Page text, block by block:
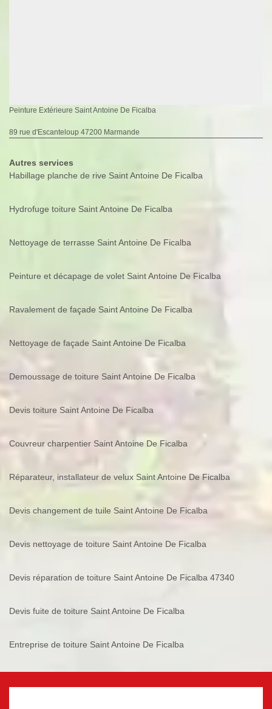
Peinture Extérieure Saint Antoine De Ficalba
89 rue d'Escanteloup 47200 Marmande
Autres services
Habillage planche de rive Saint Antoine De Ficalba
Hydrofuge toiture Saint Antoine De Ficalba
Nettoyage de terrasse Saint Antoine De Ficalba
Peinture et décapage de volet Saint Antoine De Ficalba
Ravalement de façade Saint Antoine De Ficalba
Nettoyage de façade Saint Antoine De Ficalba
Demoussage de toiture Saint Antoine De Ficalba
Devis toiture Saint Antoine De Ficalba
Couvreur charpentier Saint Antoine De Ficalba
Réparateur, installateur de velux Saint Antoine De Ficalba
Devis changement de tuile Saint Antoine De Ficalba
Devis nettoyage de toiture Saint Antoine De Ficalba
Devis réparation de toiture Saint Antoine De Ficalba 47340
Devis fuite de toiture Saint Antoine De Ficalba
Entreprise de toiture Saint Antoine De Ficalba